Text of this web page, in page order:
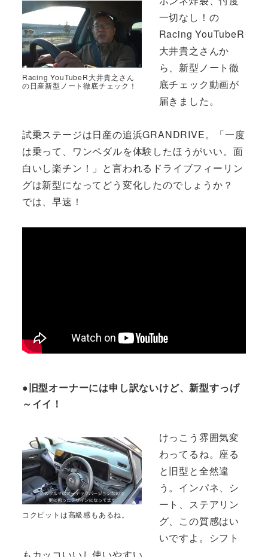
Racing YouTubeR大井貴之さん
の日産新型ノート徹底チェック！
一切なし！の
Racing YouTubeR
大井貴之さんか
ら、新型ノート徹
底チェック動画が
届きました。
試乗ステージは日産の追浜GRANDRIVE。「一度
は乗って、ワンペダルを体験したほうがいい。面
白いし楽チン！」と言われるドライブフィーリン
グは新型になってどう変化したのでしょうか？
では、早速！
●旧型オーナーには申し訳ないけど、新型すっげ
～イイ！
コクピットは高級感もあるね。
けっこう雰囲気変
わってるね。座る
と旧型と全然違
う。インパネ、シ
ート、ステアリン
グ、この質感はい
いですよ。シフト
もカッコいいし使いやすい。